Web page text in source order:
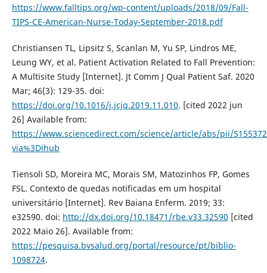
https://www.falltips.org/wp-content/uploads/2018/09/Fall-
TIPS-CE-American-Nurse-Today-September-2018.pdf
Christiansen TL, Lipsitz S, Scanlan M, Yu SP, Lindros ME,
Leung WY, et al. Patient Activation Related to Fall Prevention:
A Multisite Study [Internet]. Jt Comm J Qual Patient Saf. 2020
Mar; 46(3): 129-35. doi:
https://doi.org/10.1016/j.jcjq.2019.11.010. [cited 2022 jun
26] Available from:
https://www.sciencedirect.com/science/article/abs/pii/
via%3Dihub
Tiensoli SD, Moreira MC, Morais SM, Matozinhos FP, Gomes
FSL. Contexto de quedas notificadas em um hospital
universitário [Internet]. Rev Baiana Enferm. 2019; 33:
e32590. doi: http://dx.doi.org/10.18471/rbe.v33.32590 [cited
2022 Maio 26]. Available from:
https://pesquisa.bvsalud.org/portal/resource/pt/biblio-
1098724.